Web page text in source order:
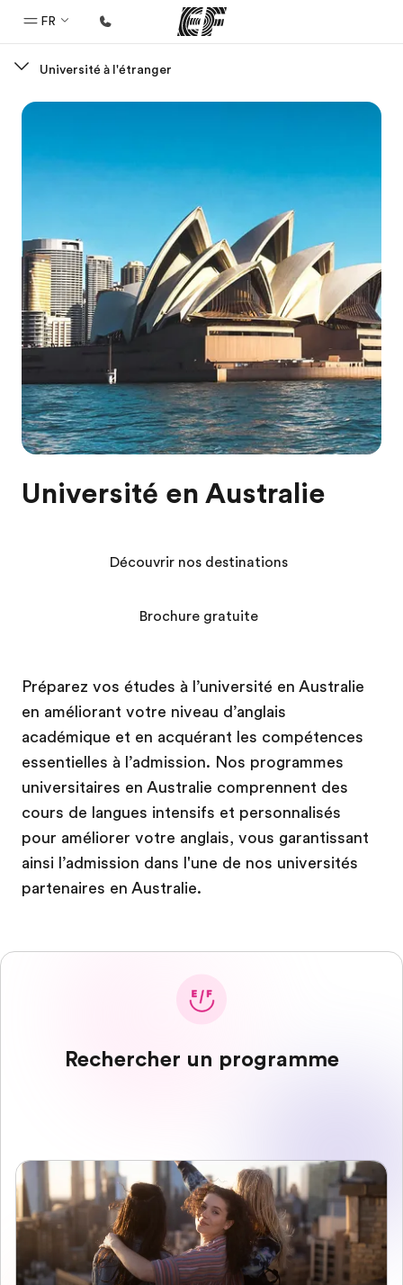
FR
Bienvenue chez EF
Trouver un bureau
A propos de nous
Qui sommes-nous ?
EF recrute
Rejoignez nos équipes
Université à l'étranger
Université en Australie
Préparez vos études à l’université en Australie
en améliorant votre niveau d’anglais
académique et en acquérant les compétences
essentielles à l’admission. Nos programmes
universitaires en Australie comprennent des
cours de langues intensifs et personnalisés
pour améliorer votre anglais, vous garantissant
ainsi l’admission dans l'une de nos universités
partenaires en Australie.
Découvrir nos destinations
Brochure gratuite
Rechercher un programme